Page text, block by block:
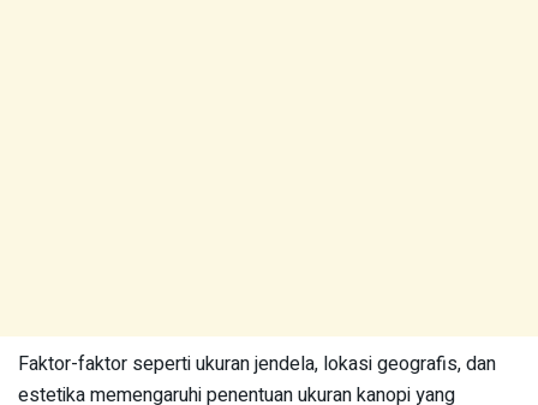
Faktor-faktor seperti ukuran jendela, lokasi geografis, dan
estetika memengaruhi penentuan ukuran kanopi yang